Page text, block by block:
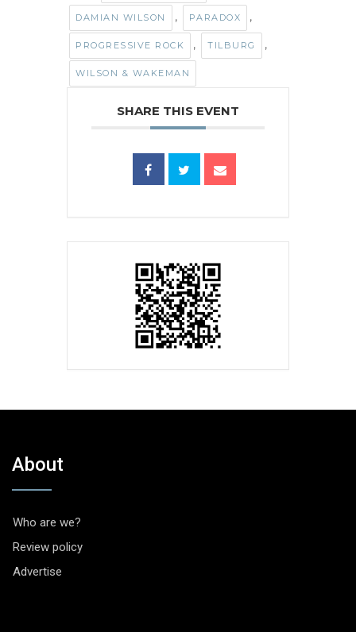
DAMIAN WILSON , PARADOX ,
PROGRESSIVE ROCK , TILBURG ,
WILSON & WAKEMAN
SHARE THIS EVENT
About
Who are we?
Review policy
Advertise